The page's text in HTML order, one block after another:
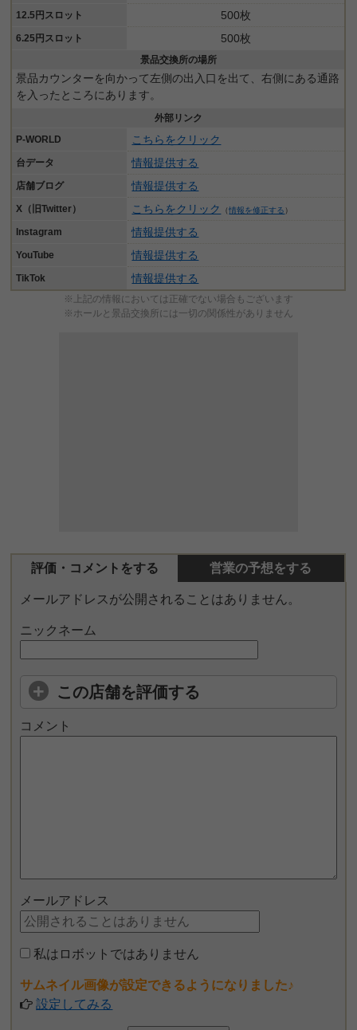
12.5円スロット 500枚
6.25円スロット 500枚
景品交換所の場所
景品カウンターを向かって左側の出入口を出て、右側にある通路
を入ったところにあります。
外部リンク
P-WORLD
こちらをクリック
台データ 情報提供する
店舗ブログ 情報提供する
X（旧Twitter） こちらをクリック （情報を修正する ）
Instagram 情報提供する
YouTube 情報提供する
TikTok 情報提供する
※上記の情報においては正確でない場合もございます
※ホールと景品交換所には一切の関係性がありません
評価・コメントをする 営業の予想をする
メールアドレスが公開されることはありません。
ニックネーム
この店舗を評価する
コメント
メールアドレス
私はロボットではありません
サムネイル画像が設定できるようになりました♪
設定してみる